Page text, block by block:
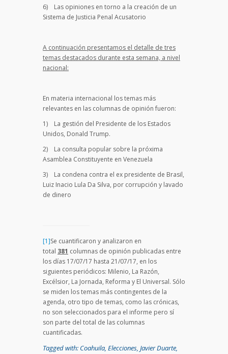
6) Las opiniones en torno a la creación de un
Sistema de Justicia Penal Acusatorio
A continuación presentamos el detalle de tres
temas destacados durante esta semana, a nivel
nacional:
En materia internacional los temas más
relevantes en las columnas de opinión fueron:
1) La gestión del Presidente de los Estados
Unidos, Donald Trump.
2) La consulta popular sobre la próxima
Asamblea Constituyente en Venezuela
3) La condena contra el ex presidente de Brasil,
Luiz Inacio Lula Da Silva, por corrupción y lavado
de dinero
[1]Se cuantificaron y analizaron en
total 381 columnas de opinión publicadas entre
los días 17/07/17 hasta 21/07/17, en los
siguientes periódicos: Milenio, La Razón,
Excélsior, La Jornada, Reforma y El Universal. Sólo
se miden los temas más contingentes de la
agenda, otro tipo de temas, como las crónicas,
no son seleccionados para el informe pero sí
son parte del total de las columnas
cuantificadas.
Tagged with: Coahuila, Elecciones, Javier Duarte,